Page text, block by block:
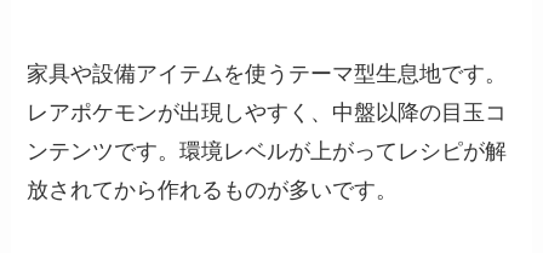
家具や設備アイテムを使うテーマ型生息地です。
レアポケモンが出現しやすく、中盤以降の目玉コ
ンテンツです。環境レベルが上がってレシピが解
放されてから作れるものが多いです。